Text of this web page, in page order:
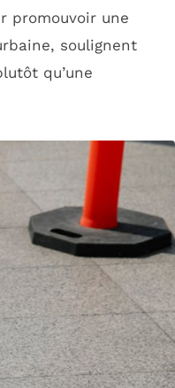
promouvoir une
soulignent
qu’une